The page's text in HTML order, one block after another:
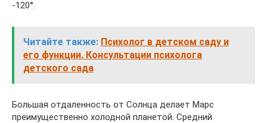
-120°.
Читайте также: Психолог в детском саду и
его функции. Консультации психолога
детского сада
Большая отдаленность от Солнца делает Марс
преимущественно холодной планетой. Средний